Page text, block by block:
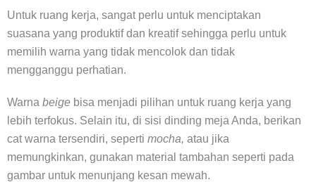
Untuk ruang kerja, sangat perlu untuk menciptakan
suasana yang produktif dan kreatif sehingga perlu untuk
memilih warna yang tidak mencolok dan tidak
mengganggu perhatian.
Warna beige bisa menjadi pilihan untuk ruang kerja yang
lebih terfokus. Selain itu, di sisi dinding meja Anda, berikan
cat warna tersendiri, seperti mocha, atau jika
memungkinkan, gunakan material tambahan seperti pada
gambar untuk menunjang kesan mewah.